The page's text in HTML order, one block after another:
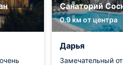
Санаторий
0.9 км от центра
Дарья
Замечательный